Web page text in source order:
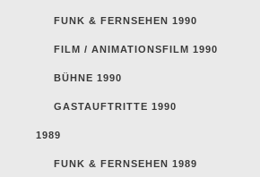
FUNK & FERNSEHEN 1990
FILM / ANIMATIONSFILM 1990
BÜHNE 1990
GASTAUFTRITTE 1990
1989
FUNK & FERNSEHEN 1989